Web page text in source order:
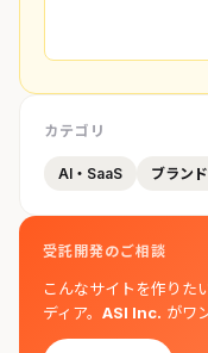
カテゴリ
AI・SaaS ブラン
受託開発のご相談
こんなサイトを作りた
ディア。 ASI Inc. がワ